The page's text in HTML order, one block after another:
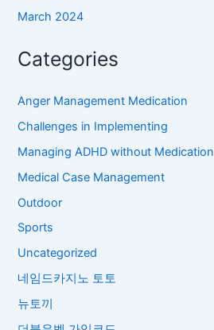
March 2024
Categories
Anger Management Medication
Challenges in Implementing
Managing ADHD without Medication
Medical Case Management
Outdoor
Sports
Uncategorized
네임드카지노 토토
뉴토끼